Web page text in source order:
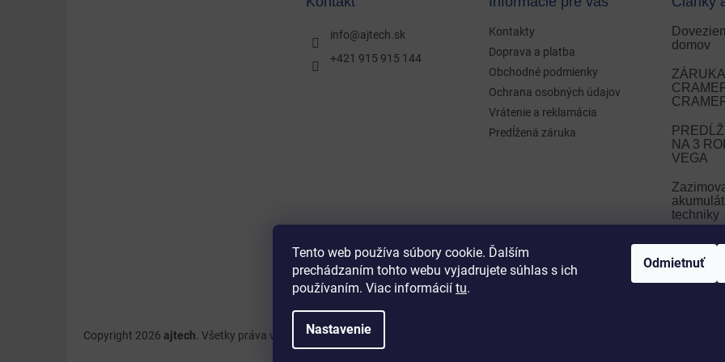
Tento web používa súbory cookie. Ďalším
prechádzaním tohto webu vyjadrujete súhlas s ich
používaním. Viac informácií tu.
Nastavenie
Odmietnuť
info@ajtech.sk
+421 915 915 144
Kontakty
Doprava a platba
Obchodné podmienky
Ochrana osobných údajov
Vrátenie a reklamácia
Predĺžená záruka
domov
NA 3
VEGA
techniky
Copyright 2026 ajtech . Všetky práva vyhradené.Upraviť nastavenie cookies